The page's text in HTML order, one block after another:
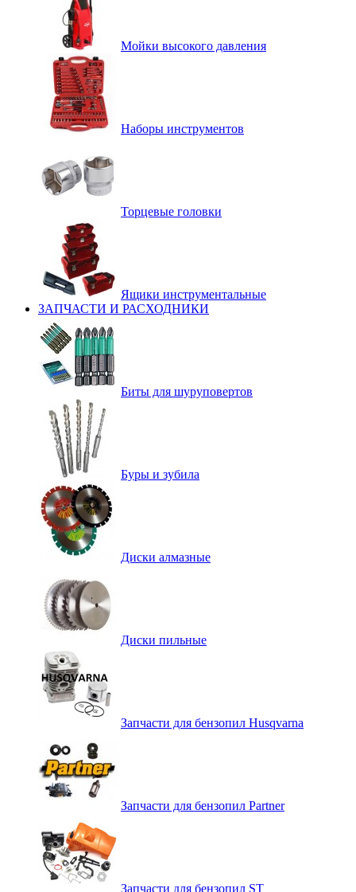
Мойки высокого давления
Наборы инструментов
Торцевые головки
Ящики инструментальные
ЗАПЧАСТИ И РАСХОДНИКИ
Биты для шуруповертов
Буры и зубила
Диски алмазные
Диски пильные
Запчасти для бензопил Husqvarna
Запчасти для бензопил Partner
Запчасти для бензопил ST